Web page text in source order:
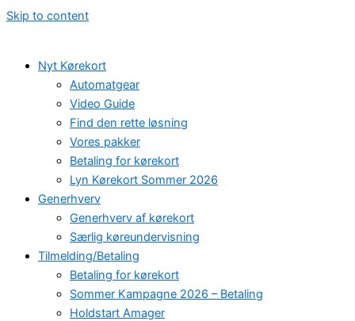
Skip to content
Nyt Kørekort
Automatgear
Video Guide
Find den rette løsning
Vores pakker
Betaling for kørekort
Lyn Kørekort Sommer 2026
Generhverv
Generhverv af kørekort
Særlig køreundervisning
Tilmelding/Betaling
Betaling for kørekort
Sommer Kampagne 2026 – Betaling
Holdstart Amager